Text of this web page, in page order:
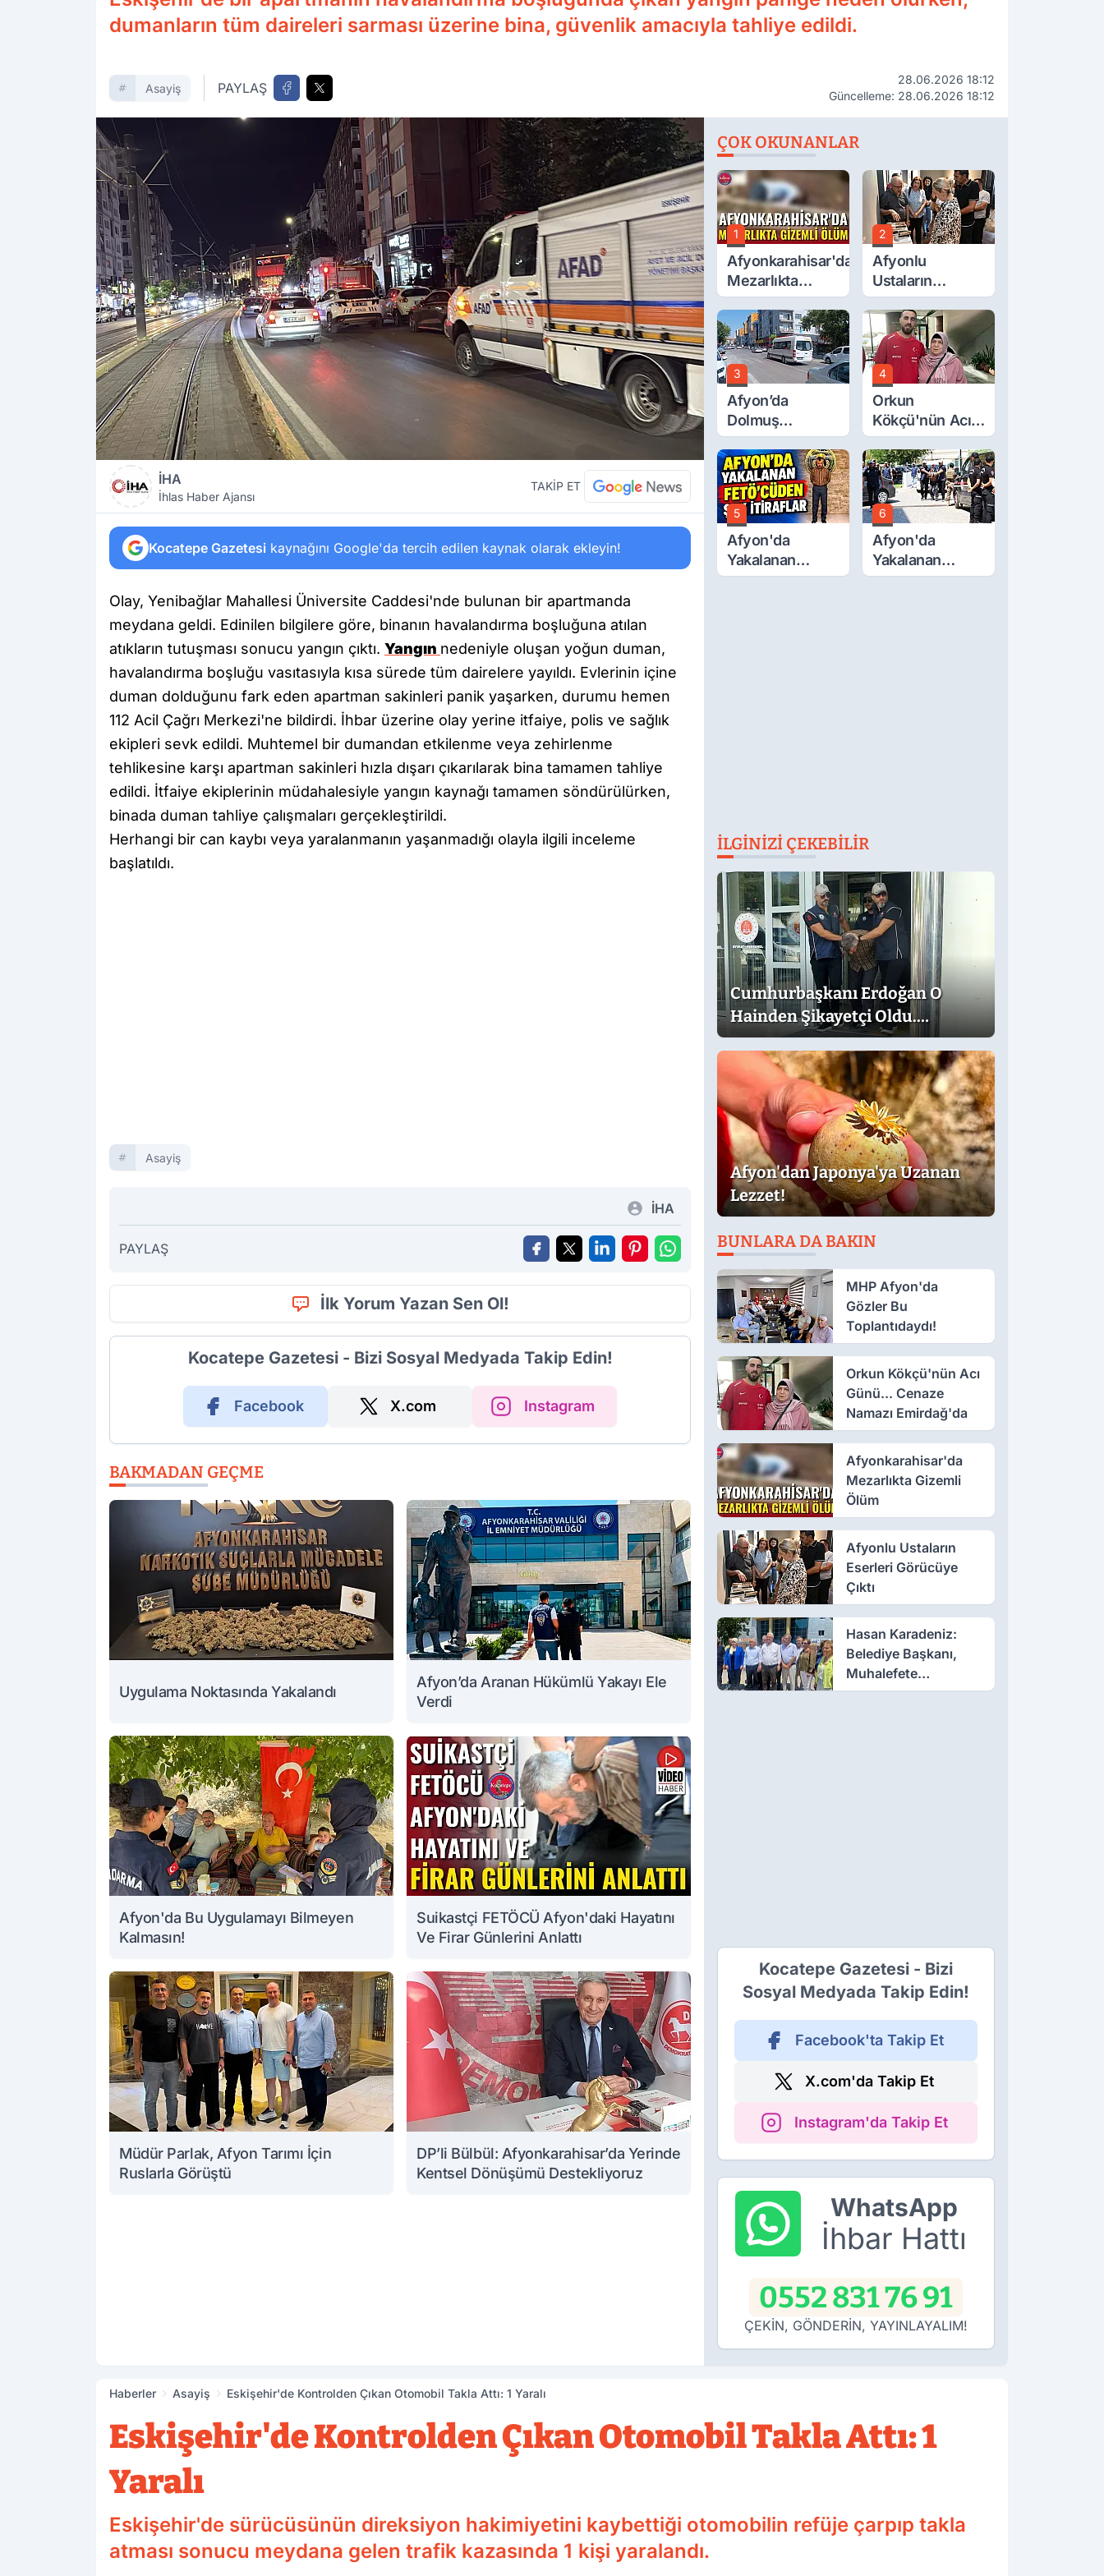
dumanların tüm daireleri sarması üzerine bina, güvenlik amacıyla tahliye edildi.
Asayiş PAYLAŞ
28.06.2026 18:12
Güncelleme: 28.06.2026 18:12
İHA
İhlas Haber Ajansı
TAKİP ET
Kocatepe Gazetesi kaynağını Google'da tercih edilen kaynak olarak ekleyin!
Olay, Yenibağlar Mahallesi Üniversite Caddesi'nde bulunan bir apartmanda
meydana geldi. Edinilen bilgilere göre, binanın havalandırma boşluğuna atılan
atıkların tutuşması sonucu yangın çıktı. Yangın nedeniyle oluşan yoğun duman,
havalandırma boşluğu vasıtasıyla kısa sürede tüm dairelere yayıldı. Evlerinin içine
duman dolduğunu fark eden apartman sakinleri panik yaşarken, durumu hemen
112 Acil Çağrı Merkezi'ne bildirdi. İhbar üzerine olay yerine itfaiye, polis ve sağlık
ekipleri sevk edildi. Muhtemel bir dumandan etkilenme veya zehirlenme
tehlikesine karşı apartman sakinleri hızla dışarı çıkarılarak bina tamamen tahliye
edildi. İtfaiye ekiplerinin müdahalesiyle yangın kaynağı tamamen söndürülürken,
binada duman tahliye çalışmaları gerçekleştirildi.
Herhangi bir can kaybı veya yaralanmanın yaşanmadığı olayla ilgili inceleme
başlatıldı.
Asayiş
İHA
PAYLAŞ
İlk Yorum Yazan Sen Ol!
Kocatepe Gazetesi - Bizi Sosyal Medyada Takip Edin!
Facebook X.com Instagram
BAKMADAN GEÇME
Uygulama Noktasında Yakalandı
Afyon’da Aranan Hükümlü Yakayı Ele
Verdi
Afyon'da Bu Uygulamayı Bilmeyen
Kalmasın!
Suikastçi FETÖCÜ Afyon'daki Hayatını
Ve Firar Günlerini Anlattı
Müdür Parlak, Afyon Tarımı İçin
Ruslarla Görüştü
DP’li Bülbül: Afyonkarahisar’da Yerinde
Kentsel Dönüşümü Destekliyoruz
ÇOK OKUNANLAR
1
Afyonkarahisar'da
Mezarlıkta
Gizemli Ölüm
2
Afyonlu
Ustaların
Eserleri
Görücüye Çıktı
3
Afyon’da
Dolmuş
Ücretlerine
Yüzde 40 Zam
Talebi
4
Orkun
Kökçü'nün Acı
Günü... Cenaze
Namazı
Emirdağ'da
5
Afyon'da
Yakalanan
FETÖ'Cüden
6
Afyon'da
Yakalanan
FETÖ'cü
İLGINIZI ÇEKEBILIR
Cumhurbaşkanı Erdoğan O
Hainden Şikayetçi Oldu.
Dilekçede Dikkat Çeken İfadeler
Afyon'dan Japonya'ya Uzanan
Lezzet!
BUNLARA DA BAKIN
MHP Afyon'da
Gözler Bu
Toplantıdaydı!
Orkun Kökçü'nün Acı
Günü... Cenaze
Namazı Emirdağ'da
Afyonkarahisar'da
Mezarlıkta Gizemli
Ölüm
Afyonlu Ustaların
Eserleri Görücüye
Çıktı
Hasan Karadeniz:
Belediye Başkanı,
Muhalefete
Tahammül Edemiyor
Kocatepe Gazetesi - Bizi
Sosyal Medyada Takip Edin!
Facebook'ta Takip Et
X.com'da Takip Et
Instagram'da Takip Et
WhatsApp
İhbar Hattı
0552 831 76 91
ÇEKİN, GÖNDERİN, YAYINLAYALIM!
Haberler Asayiş Eskişehir'de Kontrolden Çıkan Otomobil Takla Attı: 1 Yaralı
Eskişehir'de Kontrolden Çıkan Otomobil Takla Attı: 1
Yaralı
Eskişehir'de sürücüsünün direksiyon hakimiyetini kaybettiği otomobilin refüje çarpıp takla
atması sonucu meydana gelen trafik kazasında 1 kişi yaralandı.